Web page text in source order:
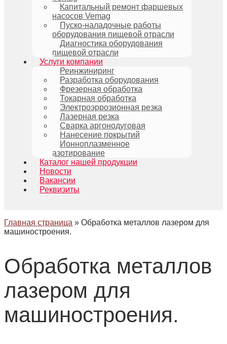
Капитальный ремонт фаршевых
насосов Vemag
Пуско-наладочные работы
оборудования пищевой отрасли
Диагностика оборудования
пищевой отрасли
Услуги компании
Реинжиниринг
Разработка оборудования
Фрезерная обработка
Токарная обработка
Электроэррозионная резка
Лазерная резка
Сварка аргонодуговая
Нанесение покрытий
Ионноплазменное
азотирование
Каталог нашей продукции
Новости
Вакансии
Реквизиты
Главная страница » Обработка металлов лазером для
машиностроения.
Обработка металлов
лазером для
машиностроения.